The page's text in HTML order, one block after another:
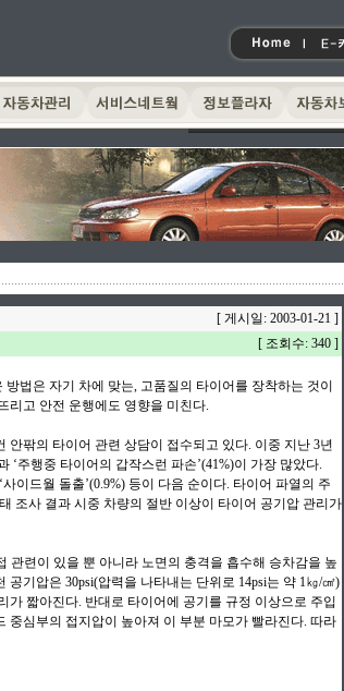
[ 게시일: 2003-01-21 ]
[ 조회수: 340 ]
법은 자기 차에 맞는, 고품질의 타이어를 장착하는 것이
리고 안전 운행에도 영향을 미친다.
안팎의 타이어 관련 상담이 접수되고 있다. 이중 지난 3년
‘주행중 타이어의 갑작스런 파손’(41%)이 가장 많았다.
이드월 돌출’(0.9%) 등이 다음 순이다. 타이어 파열의 주
조사 결과 시중 차량의 절반 이상이 타이어 공기압 관리가
련이 있을 뿐 아니라 노면의 충격을 흡수해 승차감을 높
기압은 30psi(압력을 나타내는 단위로 14psi는 약 1㎏/㎠)
가 짧아진다. 반대로 타이어에 공기를 규정 이상으로 주입
중심부의 접지압이 높아져 이 부분 마모가 빨라진다. 따라